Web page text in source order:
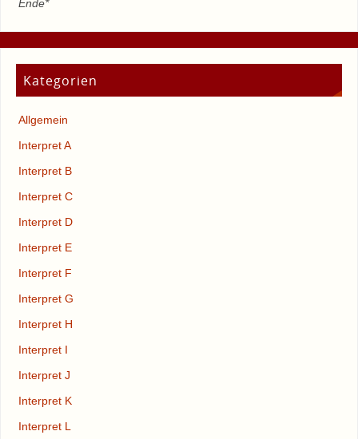
Ende*
Kategorien
Allgemein
Interpret A
Interpret B
Interpret C
Interpret D
Interpret E
Interpret F
Interpret G
Interpret H
Interpret I
Interpret J
Interpret K
Interpret L